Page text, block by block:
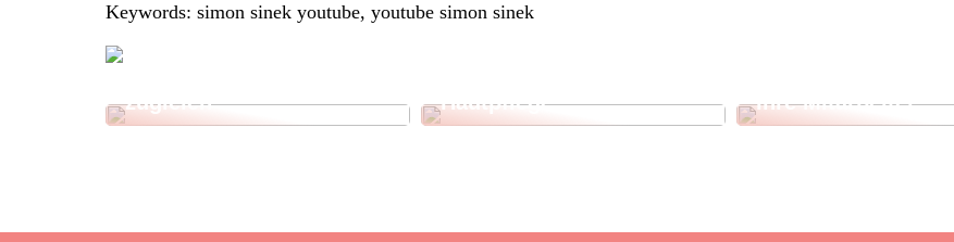
Keywords: simon sinek youtube, youtube simon sinek
zugleich
Hautpflege
Ihre Mitarbeiter